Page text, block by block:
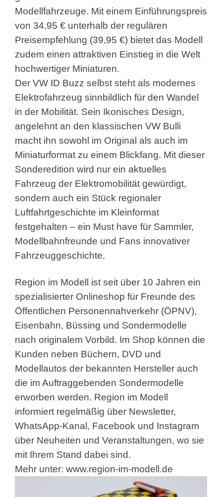
Modellfahrzeuge. Mit einem Einführungspreis
von 34,95 € unterhalb der regulären
Preisempfehlung (39,95 €) bietet das Modell
zudem einen attraktiven Einstieg in die Welt
hochwertiger Miniaturen.
Der VW ID Buzz selbst steht als modernes
Elektrofahrzeug sinnbildlich für den Wandel
in der Mobilität. Sein Ikonisches Design,
angelehnt an den klassischen VW Bulli
macht ihn sowohl im Original als auch im
Miniaturformat zu einem Blickfang. Mit dieser
Sonderedition wird nur ein aktuelles
Fahrzeug der Elektromobilität gewürdigt,
sondern auch ein Stück regionaler
Luftfahrtgeschichte im Kleinformat
festgehalten – ein Must have für Sammler,
Modellbahnfreunde und Fans innovativer
Fahrzeuggeschichte.
Region im Modell ist seit über 10 Jahren ein
spezialisierter Onlineshop für Freunde des
Öffentlichen Personennahverkehr (ÖPNV),
Eisenbahn, Büssing und Sondermodelle
nach originalem Vorbild. Im Shop können die
Kunden neben Büchern, DVD und
Modellautos der bekannten Hersteller auch
die im Auftraggebenden Sondermodelle
erworben werden. Region im Modell
informiert regelmäßig über Newsletter,
WhatsApp-Kanal, Facebook und Instagram
über Neuheiten und Veranstaltungen, wo sie
mit Ihrem Stand dabei sind.
Mehr unter: www.region-im-modell.de